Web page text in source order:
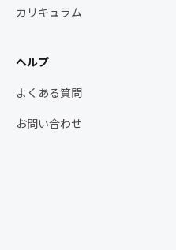
カリキュラム
ヘルプ
よくある質問
お問い合わせ